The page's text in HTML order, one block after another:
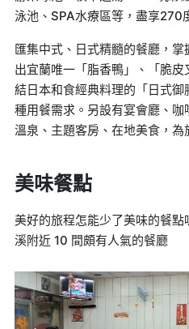
泳池、SPA水療區等，盡享270
匯集中式、日式精髓的餐廳，
出宜蘭唯一「脂香鴨」、「脆
結日本和食經典料理的「日式
種用餐需求。另設有宴會廳、
溫泉、主題客房、在地美食，為
美味餐點
美好的旅程怎能少了美味的餐
溪附近 10 間頗有人氣的餐廳